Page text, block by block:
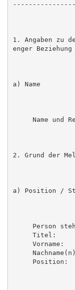
1. Angaben zu
enger
a) Name
Name und
2. Grund der
a) Position /
Person
Titel:
Vorname:
Position: